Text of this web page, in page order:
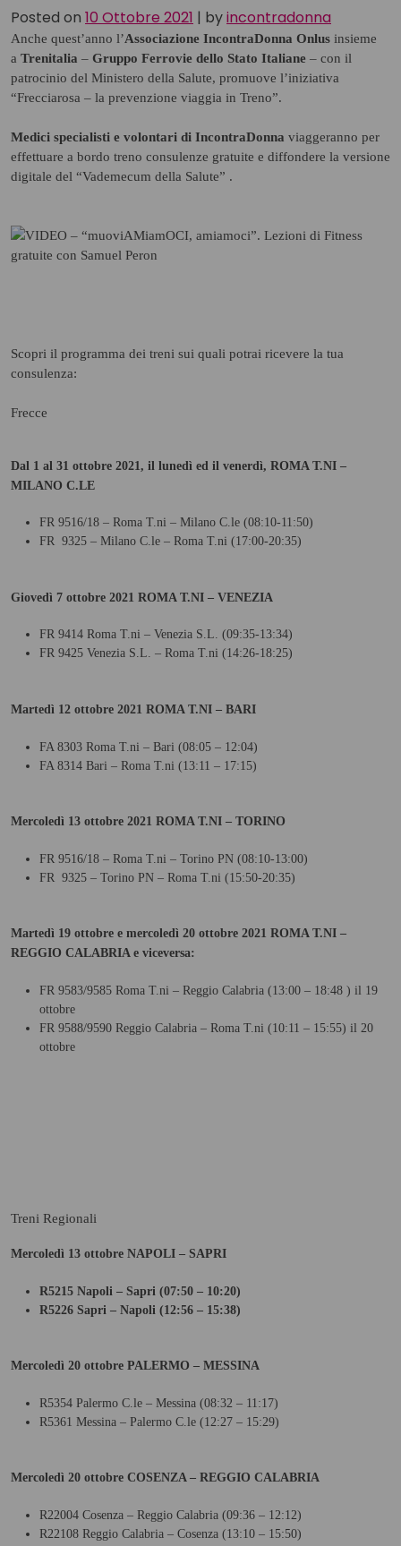
Posted on 10 Ottobre 2021 | byincontradonna
Anche quest’anno l’Associazione IncontraDonna Onlus insieme
a Trenitalia – Gruppo Ferrovie dello Stato Italiane – con il
patrocinio del Ministero della Salute, promuove l’iniziativa
“Frecciarosa – la prevenzione viaggia in Treno”.
Medici specialisti e volontari di IncontraDonna viaggeranno per
effettuare a bordo treno consulenze gratuite e diffondere la versione
digitale del “Vademecum della Salute” .
Scopri il programma dei treni sui quali potrai ricevere la tua
consulenza:
Frecce
Dal 1 al 31 ottobre 2021, il lunedì ed il venerdì, ROMA T.NI –
MILANO C.LE
FR 9516/18 – Roma T.ni – Milano C.le (08:10-11:50)
FR 9325 – Milano C.le – Roma T.ni (17:00-20:35)
Giovedì 7 ottobre 2021 ROMA T.NI – VENEZIA
FR 9414 Roma T.ni – Venezia S.L. (09:35-13:34)
FR 9425 Venezia S.L. – Roma T.ni (14:26-18:25)
Martedì 12 ottobre 2021 ROMA T.NI – BARI
FA 8303 Roma T.ni – Bari (08:05 – 12:04)
FA 8314 Bari – Roma T.ni (13:11 – 17:15)
Mercoledì 13 ottobre 2021 ROMA T.NI – TORINO
FR 9516/18 – Roma T.ni – Torino PN (08:10-13:00)
FR 9325 – Torino PN – Roma T.ni (15:50-20:35)
Martedì 19 ottobre e mercoledì 20 ottobre 2021 ROMA T.NI –
REGGIO CALABRIA e viceversa:
FR 9583/9585 Roma T.ni – Reggio Calabria (13:00 – 18:48 ) il 19
ottobre
FR 9588/9590 Reggio Calabria – Roma T.ni (10:11 – 15:55) il 20
ottobre
Treni Regionali
Mercoledì 13 ottobre NAPOLI – SAPRI
R5215 Napoli – Sapri (07:50 – 10:20)
R5226 Sapri – Napoli (12:56 – 15:38)
Mercoledì 20 ottobre PALERMO – MESSINA
R5354 Palermo C.le – Messina (08:32 – 11:17)
R5361 Messina – Palermo C.le (12:27 – 15:29)
Mercoledì 20 ottobre COSENZA – REGGIO CALABRIA
R22004 Cosenza – Reggio Calabria (09:36 – 12:12)
R22108 Reggio Calabria – Cosenza (13:10 – 15:50)